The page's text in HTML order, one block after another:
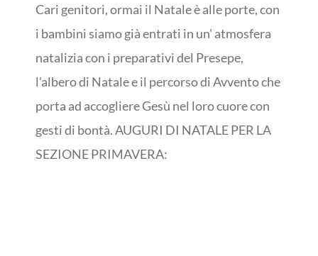
Cari genitori, ormai il Natale è alle porte, con
i bambini siamo già entrati in un' atmosfera
natalizia con i preparativi del Presepe,
l'albero di Natale e il percorso di Avvento che
porta ad accogliere Gesù nel loro cuore con
gesti di bontà. AUGURI DI NATALE PER LA
SEZIONE PRIMAVERA: